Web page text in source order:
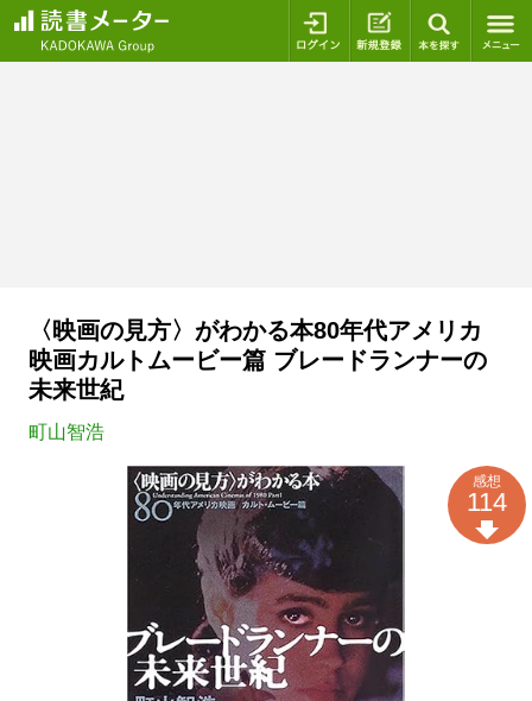
ログイン 新規登録
〈映画の見方〉がわかる本80年代アメリカ
映画カルトムービー篇 ブレードランナーの
未来世紀
町山智浩
感想
114